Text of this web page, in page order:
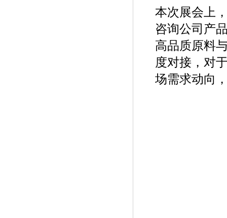
本次展会上
咨询公司产
高品质原料
度对接，对
场需求动向